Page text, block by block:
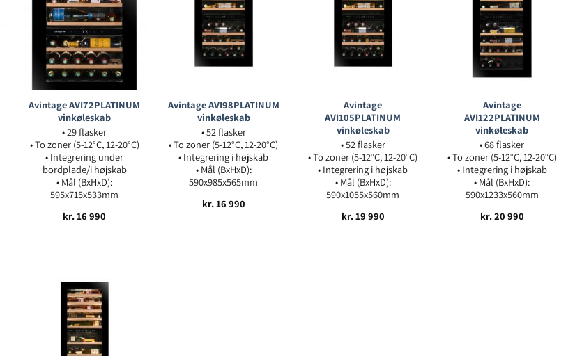
Avintage AVI72PLATINUM
vinkøleskab
• 29 flasker
• To zoner (5-12°C, 12-20°C)
• Integrering under
bordplade/i højskab
• Mål (BxHxD):
595x715x533mm
kr.16 990
Avintage AVI98PLATINUM
vinkøleskab
• 52 flasker
• To zoner (5-12°C, 12-20°C)
• Integrering i højskab
• Mål (BxHxD):
590x985x565mm
kr.16 990
Avintage
AVI105PLATINUM
vinkøleskab
• 52 flasker
• To zoner (5-12°C, 12-20°C)
• Integrering i højskab
• Mål (BxHxD):
590x1055x560mm
kr.19 990
Avintage
AVI122PLATINUM
vinkøleskab
• 68 flasker
• To zoner (5-12°C, 12-20°C)
• Integrering i højskab
• Mål (BxHxD):
590x1233x560mm
kr.20 990